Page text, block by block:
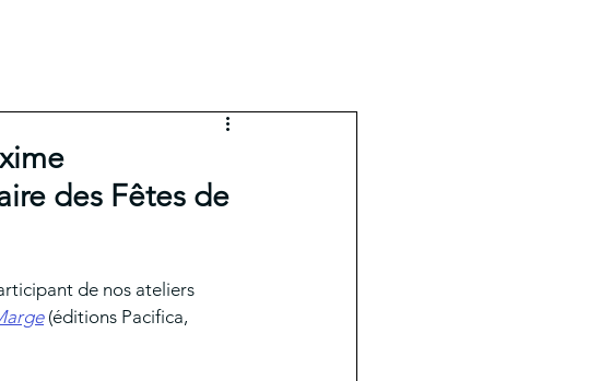
des Fêtes de
de nos ateliers
(éditions Pacifica,